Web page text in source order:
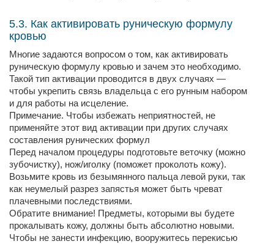
5.3. Как активировать руническую формулу
кровью
Многие задаются вопросом о том, как активировать
руническую формулу кровью и зачем это необходимо.
Такой тип активации проводится в двух случаях —
чтобы укрепить связь владельца с его рунным набором
и для работы на исцеление.
Примечание. Чтобы избежать неприятностей, не
применяйте этот вид активации при других случаях
составления рунических формул
Перед началом процедуры подготовьте веточку (можно
зубочистку), нож/иголку (поможет проколоть кожу).
Возьмите кровь из безымянного пальца левой руки, так
как неумелый разрез запястья может быть чреват
плачевными последствиями.
Обратите внимание! Предметы, которыми вы будете
прокалывать кожу, должны быть абсолютно новыми.
Чтобы не занести инфекцию, вооружитесь перекисью